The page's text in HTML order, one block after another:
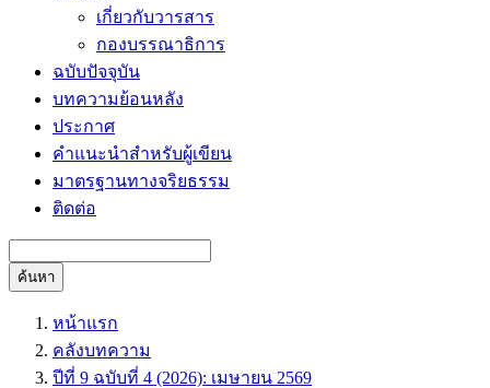
เกี่ยวกับวารสาร
กองบรรณาธิการ
ฉบับปัจจุบัน
บทความย้อนหลัง
ประกาศ
คำแนะนำสำหรับผู้เขียน
มาตรฐานทางจริยธรรม
ติดต่อ
ค้นหา
หน้าแรก
คลังบทความ
ปีที่ 9 ฉบับที่ 4 (2026): เมษายน 2569